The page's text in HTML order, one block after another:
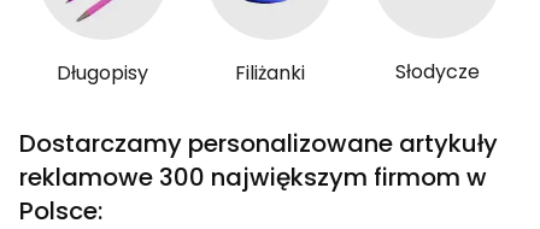
Długopisy Filiżanki Słodycze
Dostarczamy personalizowane artykuły
reklamowe 300 największym firmom w
Polsce: